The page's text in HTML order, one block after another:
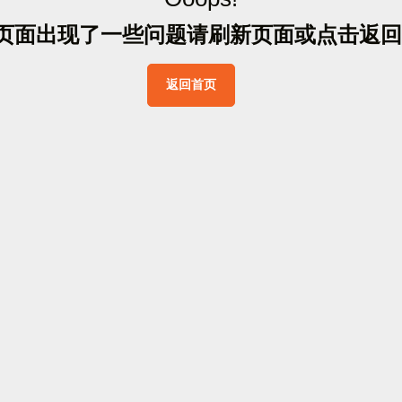
面出现了一些问题请刷新页面或点击返 回
返回首页